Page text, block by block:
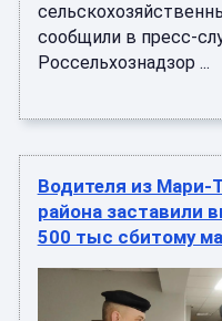
сообщили в пресс-
Россельхознадзор ...
Водителя из Мари-
района заставили
500 тыс сбитому